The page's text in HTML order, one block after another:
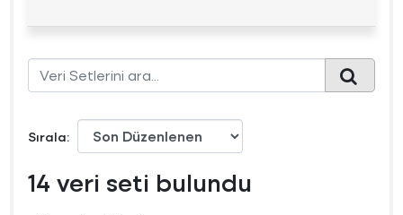
Sırala
14 veri seti bulundu